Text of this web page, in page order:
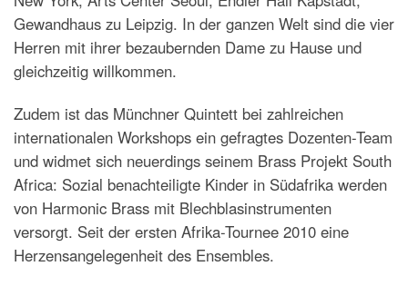
Gewandhaus zu Leipzig. In der ganzen Welt sind die vier
Herren mit ihrer bezaubernden Dame zu Hause und
gleichzeitig willkommen.
Zudem ist das Münchner Quintett bei zahlreichen
internationalen Workshops ein gefragtes Dozenten-Team
und widmet sich neuerdings seinem Brass Projekt South
Africa: Sozial benachteiligte Kinder in Südafrika werden
von Harmonic Brass mit Blechblasinstrumenten
versorgt. Seit der ersten Afrika-Tournee 2010 eine
Herzensangelegenheit des Ensembles.